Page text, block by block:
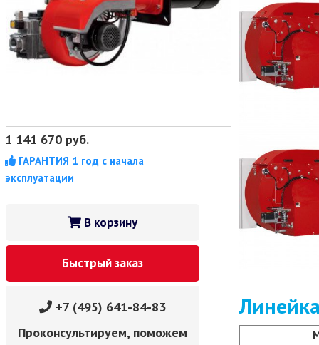
1 141 670 руб.
ГАРАНТИЯ 1 год с начала
эксплуатации
В корзину
Быстрый заказ
+7 (495) 641-84-83
Проконсультируем, поможем